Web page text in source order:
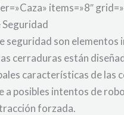
items=»8″
seguridad son
cerraduras están
características de las
posibles intentos de
forzada.